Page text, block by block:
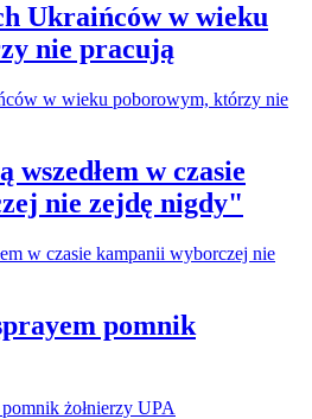
Ukraińców w wieku
nie pracują
w czasie
nie zejdę nigdy"
pomnik